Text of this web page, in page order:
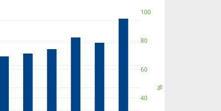
40
60
80
100
%